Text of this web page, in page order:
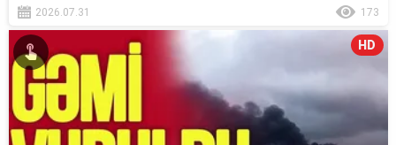
2026.07.31
173
HD